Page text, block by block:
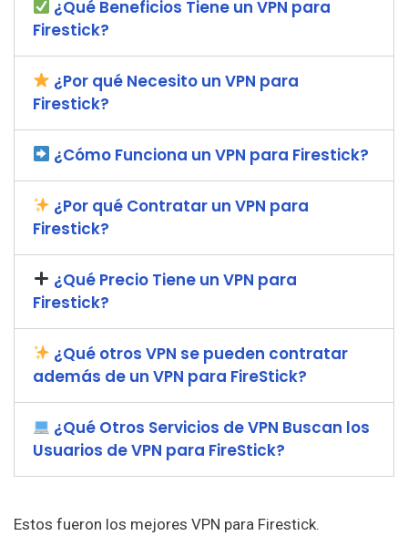
¿Qué Beneficios Tiene un VPN para
Firestick?
¿Por qué Necesito un VPN para
Firestick?
¿Cómo Funciona un VPN para Firestick?
¿Por qué Contratar un VPN para
Firestick?
¿Qué Precio Tiene un VPN para
Firestick?
¿Qué otros VPN se pueden contratar
además de un VPN para FireStick?
¿Qué Otros Servicios de VPN Buscan los
Usuarios de VPN para FireStick?
Estos fueron los mejores VPN para Firestick.